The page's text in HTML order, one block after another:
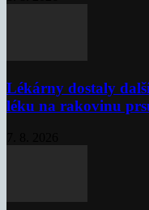
Lékárny dostaly
léku na rakovinu